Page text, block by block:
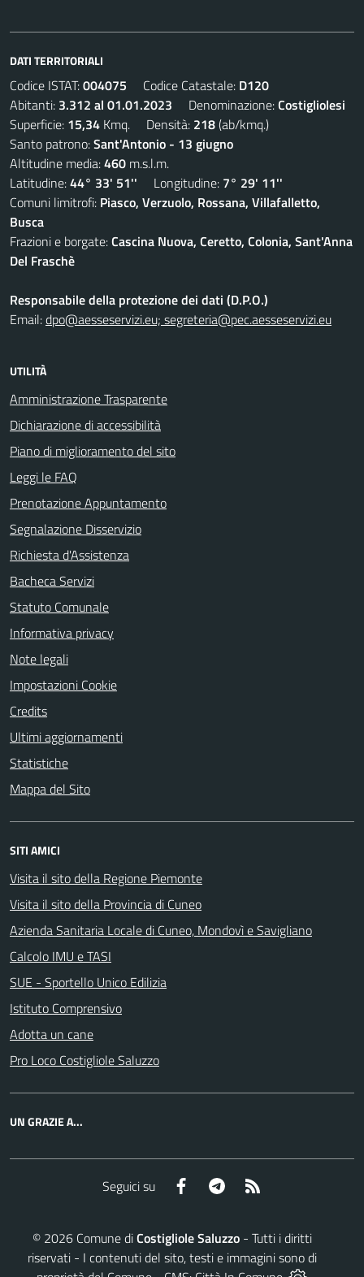
DATI TERRITORIALI
Codice ISTAT:004075 Codice Catastale: D120
Abitanti: 3.312 al 01.01.2023 Denominazione:Costigliolesi
Superficie: 15,34 Kmq. Densità: 218(ab/kmq.)
Santo patrono:Sant'Antonio - 13 giugno
Altitudine media:460 m.s.l.m.
Latitudine:44° 33' 51'' Longitudine: 7° 29' 11''
Comuni limitrofi: Piasco, Verzuolo, Rossana, Villafalletto,
Busca
Frazioni e borgate:Cascina Nuova, Ceretto, Colonia, Sant'Anna
Del Fraschè
Responsabile della protezione dei dati (D.P.O.)
Email:dpo@aesseservizi.eu; segreteria@pec.aesseservizi.eu
UTILITÀ
Amministrazione Trasparente
Dichiarazione di accessibilità
Piano di miglioramento del sito
Leggi le FAQ
Prenotazione Appuntamento
Segnalazione Disservizio
Richiesta d'Assistenza
Bacheca Servizi
Statuto Comunale
Informativa privacy
Note legali
Impostazioni Cookie
Credits
Ultimi aggiornamenti
Statistiche
Mappa del Sito
SITI AMICI
Visita il sito della Regione Piemonte
Visita il sito della Provincia di Cuneo
Azienda Sanitaria Locale di Cuneo, Mondovì e Savigliano
Calcolo IMU e TASI
SUE - Sportello Unico Edilizia
Istituto Comprensivo
Adotta un cane
Pro Loco Costigliole Saluzzo
UN GRAZIE A...
Seguici su Facebook Telegram
© 2026 Comune diCostigliole Saluzzo - Tutti i diritti
riservati - I contenuti del sito, testi e immagini sono di